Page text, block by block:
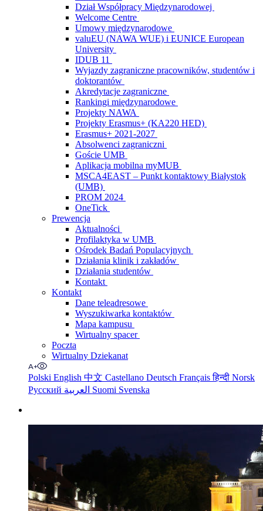
Dział Współpracy Międzynarodowej
Welcome Centre
Umowy międzynarodowe
valuEU (NAWA WUE) i EUNICE European
University
IDUB 11
Wyjazdy zagraniczne pracowników, studentów i
doktorantów
Akredytacje zagraniczne
Rankingi międzynarodowe
Projekty NAWA
Projekty Erasmus+ (KA220 HED)
Erasmus+ 2021-2027
Absolwenci zagraniczni
Goście UMB
Aplikacja mobilna myMUB
MSCA4EAST – Punkt kontaktowy Białystok
(UMB)
PROM 2024
OneTick
Prewencja
Aktualności
Profilaktyka w UMB
Ośrodek Badań Populacyjnych
Działania klinik i zakładów
Działania studentów
Kontakt
Kontakt
Dane teleadresowe
Wyszukiwarka kontaktów
Mapa kampusu
Wirtualny spacer
Poczta
Wirtualny Dziekanat
Polski English 中文 Castellano Deutsch Françaisहिन्दी Norsk
Русский
Suomi Svenska